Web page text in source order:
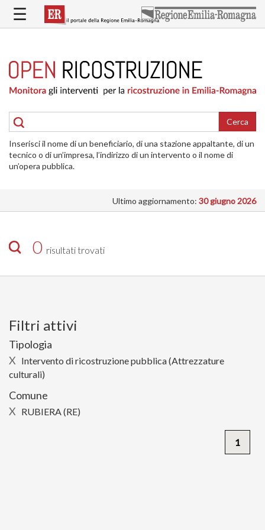
contenuto
RICOSTRUZIONE
PUBBLICA
DELLE
ABITAZIONI
RICOSTRUZIONE
ATTIVITÀ
INTERVENTI
SI
☰
Cerca
Inserisci il nome di un beneficiario, di una stazione appaltante, di un
tecnico o di un’impresa, l’indirizzo di un intervento o il nome di
un’opera pubblica.
Ultimo aggiornamento: 30 giugno 2026
0 risultati trovati
Filtri attivi
Tipologia
X Intervento di ricostruzione pubblica (Attrezzature
culturali)
Comune
X RUBIERA (RE)
1